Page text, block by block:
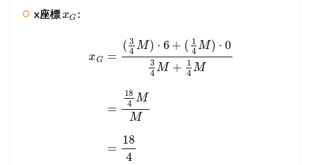
x座標xG :
xG =
( 3
4 M) ⋅ 6 + ( 1
4 M) ⋅ 0
3
4 M +
1
4 M
=
18
4 M
M
=
18
4